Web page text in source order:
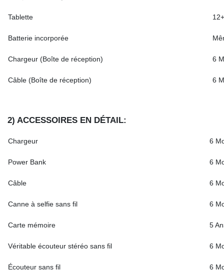
Tablette
Batterie incorporée
Chargeur (Boîte de réception) 6
Câble (Boîte de réception) 6
2) ACCESSOIRES EN DÉTAIL:
Chargeur 6
Power Bank 6
Câble 6
Canne à selfie sans fil 6
Carte mémoire 5
Véritable écouteur stéréo sans fil 6
Écouteur sans fil 6